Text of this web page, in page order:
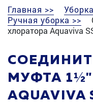
Главная >>
Ручная уборка >>
хлоратора Aquaviva
МУФТА
AQUAVIVA